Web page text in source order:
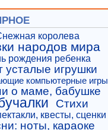
королева
народов мира
рождения ребенка
усталые игрушки
компьютерные игры
о маме, бабушке
Стихи
квесты, сценки
ноты, караоке